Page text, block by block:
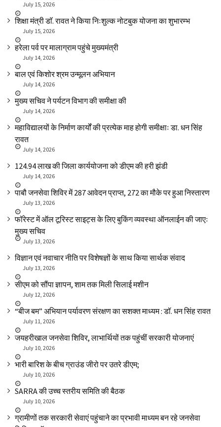
July 15, 2026
शिक्षा मंत्री डाॅ. रावत ने किया निःशुल्क नोटबुक योजना का शुभारम्भ
July 15, 2026
हरेला पर्व पर मालाग्राम पहुंचे मुख्यमंत्री
July 14, 2026
बाल एवं किशोर श्रम उन्मूलन अभियान
July 14, 2026
मुख्य सचिव ने पर्यटन विभाग की समीक्षा की
July 14, 2026
महाविद्यालयों के निर्माण कार्यों की प्रत्येक माह होगी समीक्षाः डा. धन सिंह
रावत
July 14, 2026
₹124.94 लाख की जिला कार्ययोजना को डीएम की हरी झंडी
July 14, 2026
पाबौ जनसेवा शिविर में 287 आवेदन प्राप्त, 272 का मौके पर हुआ निस्तारण
July 13, 2026
फॉरेस्ट में ऑल टूरिस्ट साइट्स के लिए बुकिंग व्यवस्था ऑनलाईन की जाएः
मुख्य सचिव
July 13, 2026
विज्ञान एवं नवाचार नीति पर विशेषज्ञों के साथ किया सार्थक संवाद
July 13, 2026
सीएम को सौंपा ज्ञापन, शाम तक मिली सिलाई मशीन
July 12, 2026
“बीज बम” अभियान पर्यावरण संरक्षण का सशक्त माध्यम : डॉ. धन सिंह रावत
July 11, 2026
जयहरीखाल जनसेवा शिविर, लाभार्थियों तक पहुंचीं सरकारी योजनाएं
July 10, 2026
भारी बारिश के बीच ग्राउंड जीरो पर उतरे डीएम;
July 10, 2026
SARRA की उच्च स्तरीय समिति की बैठक
July 10, 2026
ग्रामीणों तक सरकारी सेवाएं पहुंचाने का प्रभावी माध्यम बन रहे जनसेवा